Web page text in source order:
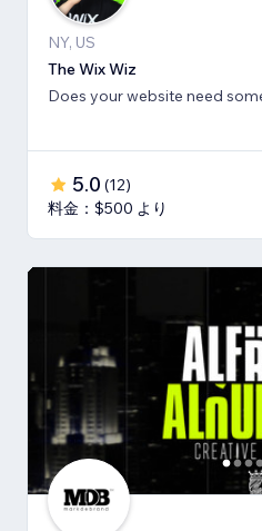
NY, US
The Wix Wiz
Does your website need
5.0 (12)
料金：$500 より